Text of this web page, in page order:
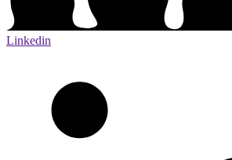
Linkedin